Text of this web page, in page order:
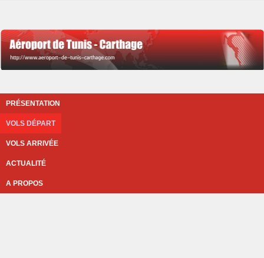
PRÉSENTATION
VOLS DÉPART
VOLS ARRIVÉE
ACTUALITÉ
A PROPOS